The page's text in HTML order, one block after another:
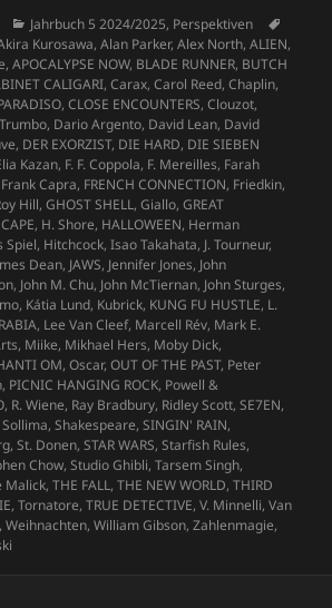
Kategorien
Jahrbuch 5 2024/2025, Perspektiven
Kurosawa,Alan Parker,Alex North,ALIEN,
,APOCALYPSE NOW, BLADE RUNNER, BUTCH
CALIGARI,Carax,Carol Reed,Chaplin,
,CLOSE ENCOUNTERS,Clouzot,
, Dario Argento, David Lean, David
, DER EXORZIST, DIE HARD, DIE SIEBEN
Kazan, F. F. Coppola, F. Mereilles, Farah
Frank Capra, FRENCH CONNECTION, Friedkin,
Hill,GHOST SHELL,Giallo,GREAT
, H. Shore, HALLOWEEN, Herman
Spiel, Hitchcock,Isao Takahata, J. Tourneur,
Dean, JAWS, Jennifer Jones, John
, John M. Chu, John McTiernan, John Sturges,
, Kátia Lund, Kubrick, KUNG FU HUSTLE, L.
, Lee Van Cleef, Marcell Rév, Mark E.
, Miike, Mikhael Hers, Moby Dick,
OM,Oscar,OUT OF THE PAST, Peter
, PICNIC HANGING ROCK, Powell &
, R. Wiene, Ray Bradbury, Ridley Scott,SE7EN,
,Shakespeare,SINGIN' RAIN,
,St. Donen,STAR WARS,Starfish Rules,
Chow,Studio Ghibli,Tarsem Singh,
Malick,THE FALL,THE NEW WORLD,THIRD
,Tornatore,TRUE DETECTIVE,V. Minnelli,Van
,Weihnachten,William Gibson,Zahlenmagie,